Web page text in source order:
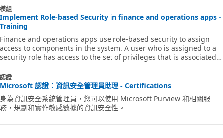
模組
Implement Role-based Security in finance and operations apps -
Training
Finance and operations apps use role-based security to assign
access to components in the system. A user who is assigned to a
security role has access to the set of privileges that is associated
認證
Microsoft 認證：資訊安全管理員助理 - Certifications
身為資訊安全系統管理員，您可以使用 Microsoft Purview 和相關服
務，規劃和實作敏感數據的資訊安全性。